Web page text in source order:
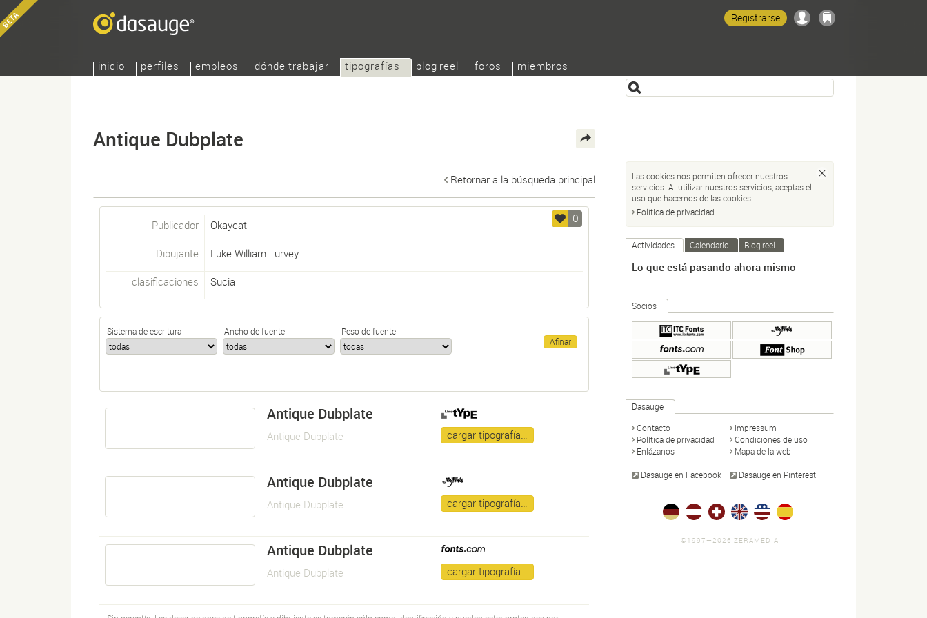
inicio perfiles empleos dónde trabajar tipografías blog reel foros miembros
Registrarse
Antique Dubplate
Retornar a la búsqueda principal
0
Publicador Okaycat
Dibujante Luke William Turvey
clasificaciones Sucia
Sistema de escritura Ancho de fuente Peso de fuente
Antique Dubplate
Antique Dubplate cargar tipografía…
Antique Dubplate
Antique Dubplate cargar tipografía…
Antique Dubplate
Antique Dubplate cargar tipografía…
Las cookies nos permiten ofrecer nuestros
servicios. Al utilizar nuestros servicios, aceptas el
uso que hacemos de las cookies.
Política de privacidad
Actividades Calendario Blog reel
Lo que está pasando ahora mismo
Socios
Dasauge
Contacto
Impressum
Política de privacidad
Condiciones de uso
Enlázanos
Mapa de la web
Dasauge en Facebook Dasauge en Pinterest
©1997—2026 ZERAMEDIA